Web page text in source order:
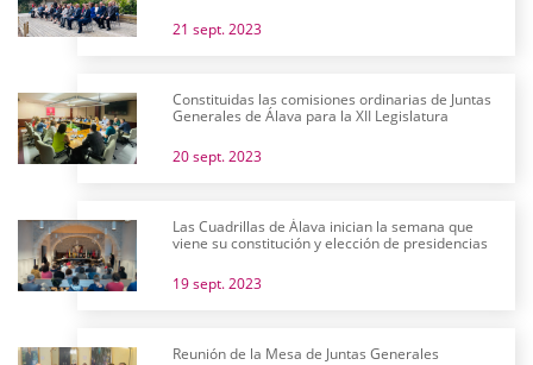
21 sept. 2023
Constituidas las comisiones ordinarias de Juntas
Generales de Álava para la XII Legislatura
20 sept. 2023
Las Cuadrillas de Álava inician la semana que
viene su constitución y elección de presidencias
19 sept. 2023
Reunión de la Mesa de Juntas Generales